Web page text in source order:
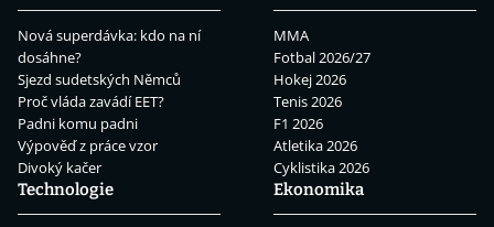
Nová superdávka: kdo na ní
dosáhne?
Sjezd sudetských Němců
Proč vláda zavádí EET?
Padni komu padni
Výpověď z práce vzor
Divoký kačer
MMA
Fotbal 2026/27
Hokej 2026
Tenis 2026
F1 2026
Atletika 2026
Cyklistika 2026
Technologie
Ekonomika